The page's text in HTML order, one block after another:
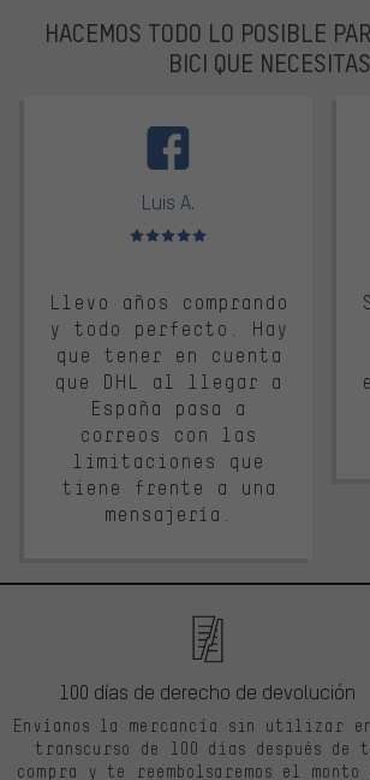
HACEMOS TODO LO POSIBLE
BICI QUE NECESITAS
Luis A.
Valoración media: 5 de 5
Llevo años comprando
y todo perfecto. Hay
que tener en cuenta
que DHL al llegar a
España pasa a
correos con las
limitaciones que
tiene frente a una
mensajería.
100 días de derecho de devolución
Envíanos la mercancía sin utilizar
transcurso de 100 días después de
compra y te reembolsaremos el monto